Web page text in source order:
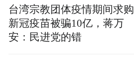
台湾宗教团体疫情期间求购
新冠疫苗被骗10亿，蒋万
安：民进党的错